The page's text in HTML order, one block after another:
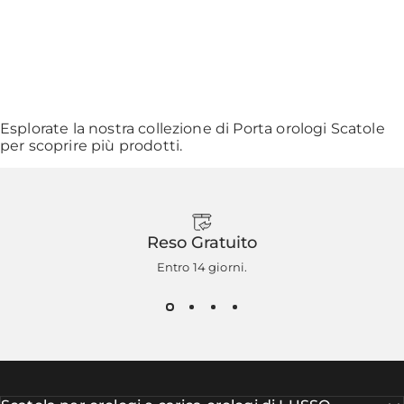
Esplorate la nostra collezione di Porta orologi Scatole
per scoprire più prodotti.
Reso Gratuito
Entro 14 giorni.